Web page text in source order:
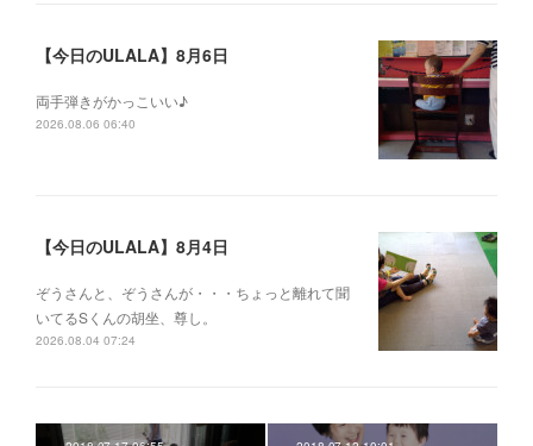
【今日のULALA】8月6日
両手弾きがかっこいい♪
2026.08.06 06:40
【今日のULALA】8月4日
ぞうさんと、ぞうさんが・・・ちょっと離れて聞
いてるSくんの胡坐、尊し。
2026.08.04 07:24